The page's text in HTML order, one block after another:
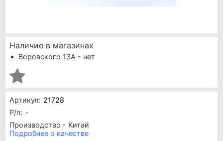
Артикул: 21728
P/n: -
Производство - Китай
Подробнее о качестве
Наличие в магазинах
Воровского 13А - нет